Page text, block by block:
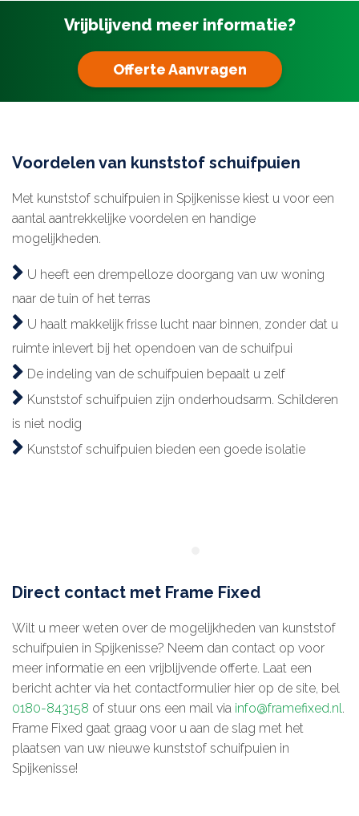
Vrijblijvend meer informatie?
Offerte Aanvragen
Voordelen van kunststof schuifpuien
Met kunststof schuifpuien in Spijkenisse kiest u voor een
aantal aantrekkelijke voordelen en handige
mogelijkheden.
U heeft een drempelloze doorgang van uw woning
naar de tuin of het terras
U haalt makkelijk frisse lucht naar binnen, zonder dat u
ruimte inlevert bij het opendoen van de schuifpui
De indeling van de schuifpuien bepaalt u zelf
Kunststof schuifpuien zijn onderhoudsarm. Schilderen
is niet nodig
Kunststof schuifpuien bieden een goede isolatie
Direct contact met Frame Fixed
Wilt u meer weten over de mogelijkheden van kunststof
schuifpuien in Spijkenisse? Neem dan contact op voor
meer informatie en een vrijblijvende offerte. Laat een
bericht achter via het contactformulier hier op de site, bel
0180-843158 of stuur ons een mail via info@framefixed.nl.
Frame Fixed gaat graag voor u aan de slag met het
plaatsen van uw nieuwe kunststof schuifpuien in
Spijkenisse!